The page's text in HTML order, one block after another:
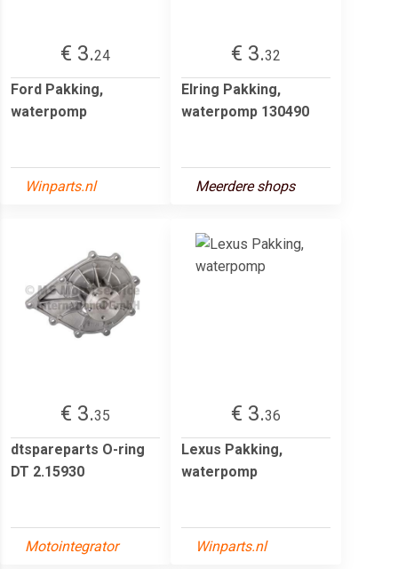
€ 3.24
Ford Pakking,
waterpomp
Winparts.nl
€ 3.32
Elring Pakking,
waterpomp 130490
Meerdere shops
€ 3.35
dtspareparts O-ring
DT 2.15930
Motointegrator
€ 3.36
Lexus Pakking,
waterpomp
Winparts.nl